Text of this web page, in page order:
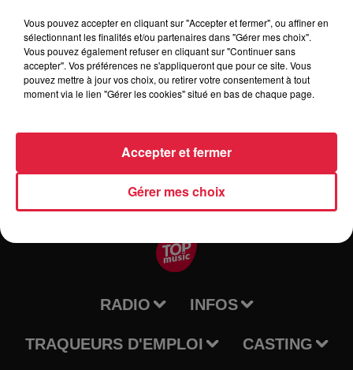
18h00 pour les 2 jours au CAVEAU ST-BARBE de Sélestat.
Environ 300 animaux de la basse-cour y seront présenter
Lapins volaille palmider pigeons.... Une inauguration ainsi
que des remise des prix suivis d'un verre de l'amitié le
samedi 11 janvier à 18h00 Petit restaurations et buvette sur
RADIO INFOS
TRAQUEURS D'EMPLOI CASTING
Vous pouvez accepter en cliquant sur "Accepter et fermer", ou affiner en
sélectionnant les finalités et/ou partenaires dans "Gérer mes choix".
Vous pouvez également refuser en cliquant sur "Continuer sans
accepter". Vos préférences ne s'appliqueront que pour ce site. Vous
pouvez mettre à jour vos choix, ou retirer votre consentement à tout
moment via le lien "Gérer les cookies" situé en bas de chaque page.
Gérer mes choix
Accepter et fermer